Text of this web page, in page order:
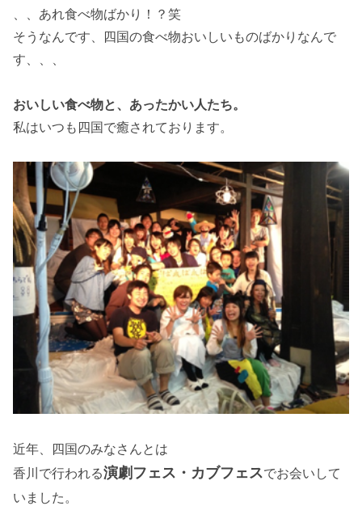
、、あれ食べ物ばかり！？笑
そうなんです、四国の食べ物おいしいものばかりなんで
す、、、
おいしい食べ物と、あったかい人たち。
私はいつも四国で癒されております。
近年、四国のみなさんとは
香川で行われる演劇フェス・カブフェスでお会いして
いました。